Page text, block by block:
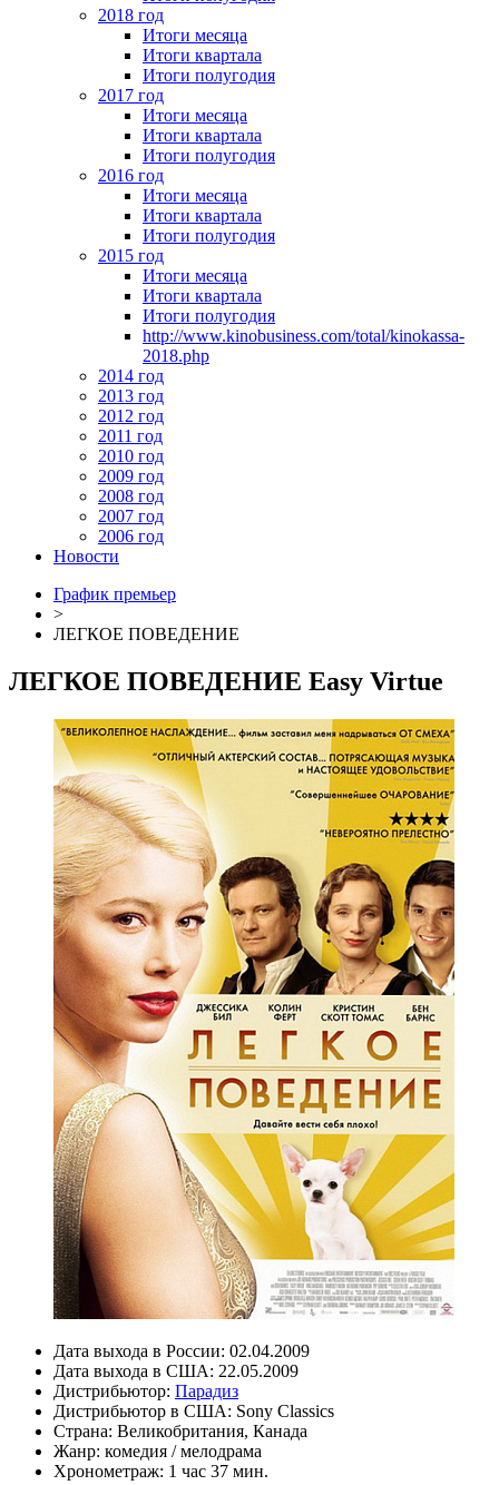
2018 год
Итоги месяца
Итоги квартала
Итоги полугодия
2017 год
Итоги месяца
Итоги квартала
Итоги полугодия
2016 год
Итоги месяца
Итоги квартала
Итоги полугодия
2015 год
Итоги месяца
Итоги квартала
Итоги полугодия
http://www.kinobusiness.com/total/kinokassa-
2018.php
2014 год
2013 год
2012 год
2011 год
2010 год
2009 год
2008 год
2007 год
2006 год
Новости
График премьер
>
ЛЕГКОЕ ПОВЕДЕНИЕ
ЛЕГКОЕ ПОВЕДЕНИЕ Easy Virtue
Дата выхода в России: 02.04.2009
Дата выхода в США: 22.05.2009
Дистрибьютор: Парадиз
Дистрибьютор в США: Sony Classics
Страна: Великобритания, Канада
Жанр: комедия /мелодрама
Хронометраж: 1 час 37 мин.